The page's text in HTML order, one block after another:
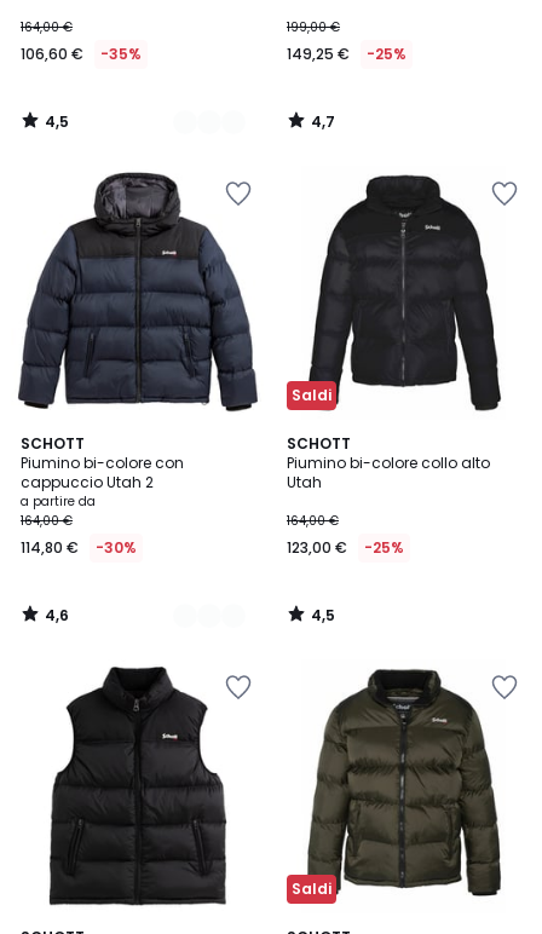
164,00 €
106,60 € -35%
4,5
/
199,00 €
149,25 € -25%
4,7
/
SCHOTT
Piumino bi-colore con
cappuccio Utah 2
a partire da
164,00 €
114,80 € -30%
4,6
/ 5
4
Colori
4,6
/
Saldi
SCHOTT
Piumino bi-colore collo alto
Utah
164,00 €
123,00 € -25%
4,5
/ 5
4,5
/
Saldi